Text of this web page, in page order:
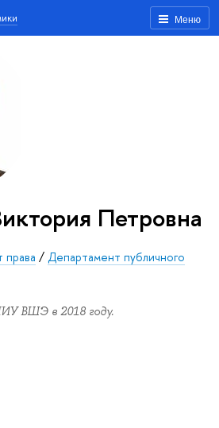
Меню
Петровна
права / Департамент публичного
ВШЭ в 2018 году.